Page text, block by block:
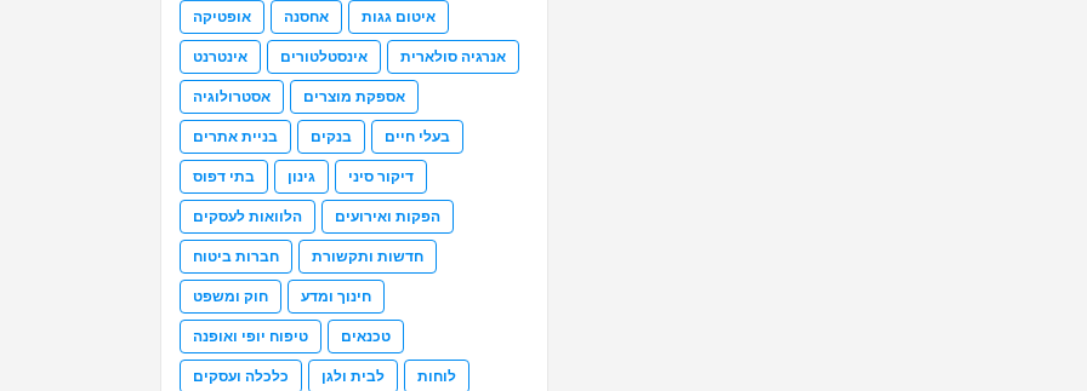
אופטיקה
אחסנה
איטום גגות
אינטרנט
אינסטלטורים
אנרגיה סולארית
אסטרולוגיה
אספקת מוצרים
בניית אתרים
בנקים
בעלי חיים
בתי דפוס
גינון
דיקור סיני
הלוואות לעסקים
הפקות ואירועים
חברות ביטוח
חדשות ותקשורת
חוק ומשפט
חינוך ומדע
טיפוח יופי ואופנה
טכנאים
כלכלה ועסקים
לבית ולגן
לוחות